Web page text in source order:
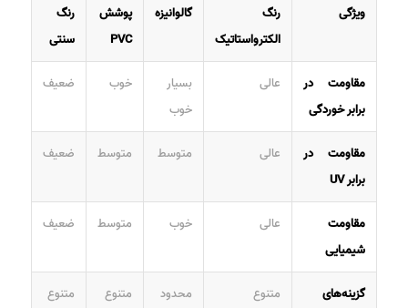
ویژگی
رنگ
الکترواستاتیک
گالوانیزه
پوشش
PVC
رنگ
سنتی
مقاومت در
برابر خوردگی
عالی
بسیار
خوب
خوب ضعیف
مقاومت در
برابر UV
عالی متوسط متوسط ضعیف
مقاومت
شیمیایی
عالی خوب متوسط ضعیف
گزینه‌های
متنوع محدود متنوع متنوع